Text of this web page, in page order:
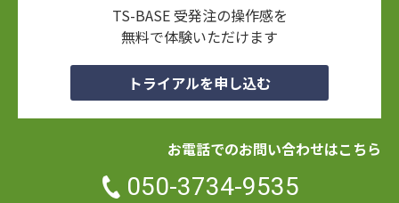
TS-BASE 受発注の操作感を
無料で体験いただけます
トライアルを申し込む
お電話でのお問い合わせはこちら
050-3734-9535